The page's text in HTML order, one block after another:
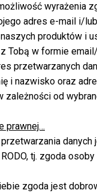
wyrażenia
adres e-mail i/
produktów i
z Tobą w formie
przetwarzanych
i nazwisko oraz
zależności od
prawnej…
danych
tj. zgoda
zgoda jest